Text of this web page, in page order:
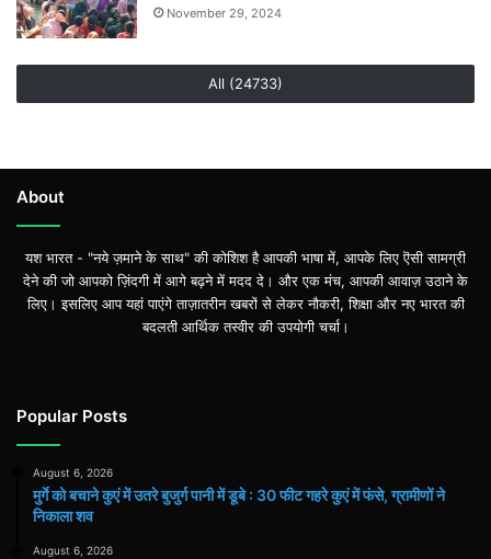
November 29, 2024
All (24733)
About
यश भारत - "नये ज़माने के साथ" की कोशिश है आपकी भाषा में, आपके लिए ऎसी सामग्री
देने की जो आपको ज़िंदगी में आगे बढ़ने में मदद दे। और एक मंच, आपकी आवाज़ उठाने के
लिए। इसलिए आप यहां पाएंगे ताज़ातरीन खबरों से लेकर नौकरी, शिक्षा और नए भारत की
बदलती आर्थिक तस्वीर की उपयोगी चर्चा।
Popular Posts
August 6, 2026
मुर्गे को बचाने कुएं में उतरे बुजुर्ग पानी में डूबे : 30 फीट गहरे कुएं में फंसे, ग्रामीणों ने
निकाला शव
August 6, 2026